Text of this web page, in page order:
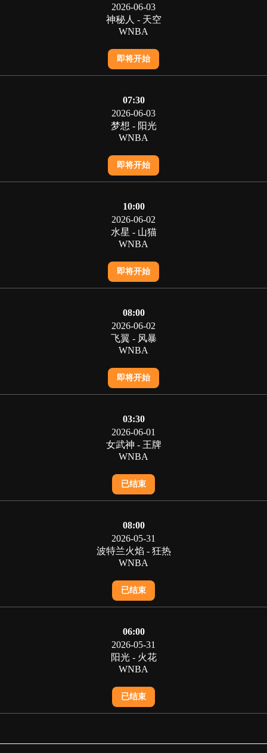
2026-06-03
神秘人 - 天空
WNBA
即将开始
07:30
2026-06-03
梦想 - 阳光
WNBA
即将开始
10:00
2026-06-02
水星 - 山猫
WNBA
即将开始
08:00
2026-06-02
飞翼 - 风暴
WNBA
即将开始
03:30
2026-06-01
女武神 - 王牌
WNBA
已结束
08:00
2026-05-31
波特兰火焰 - 狂热
WNBA
已结束
06:00
2026-05-31
阳光 - 火花
WNBA
已结束